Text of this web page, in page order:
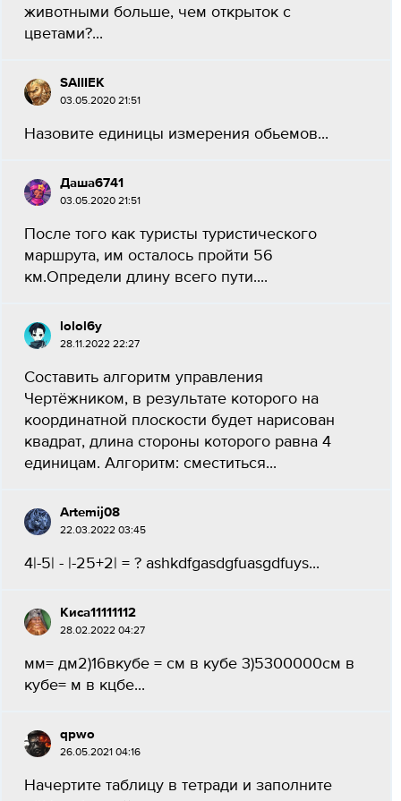
животными больше, чем открыток с
цветами?...
SAIIIEK
03.05.2020 21:51
Назовите единицы измерения обьемов​...
Даша6741
03.05.2020 21:51
После того как туристы туристического
маршрута, им осталось пройти 56
км.Определи длину всего пути.​...
lolol6y
28.11.2022 22:27
Составить алгоритм управления
Чертёжником, в результате которого на
координатной плоскости будет нарисован
квадрат, длина стороны которого равна 4
единицам. Алгоритм: сместиться...
Artemij08
22.03.2022 03:45
4|-5| - |-25+2| = ? ashkdfgasdgfuasgdfuys...
Киса11111112
28.02.2022 04:27
мм= дм2)16вкубе = см в кубе 3)5300000см в
кубе= м в кцбе​...
qpwo
26.05.2021 04:16
Начертите таблицу в тетради и заполните